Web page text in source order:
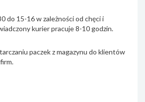
do 15-16 w zależności od chęci i
kurier pracuje 8-10 godzin.
paczek z magazynu do klientów